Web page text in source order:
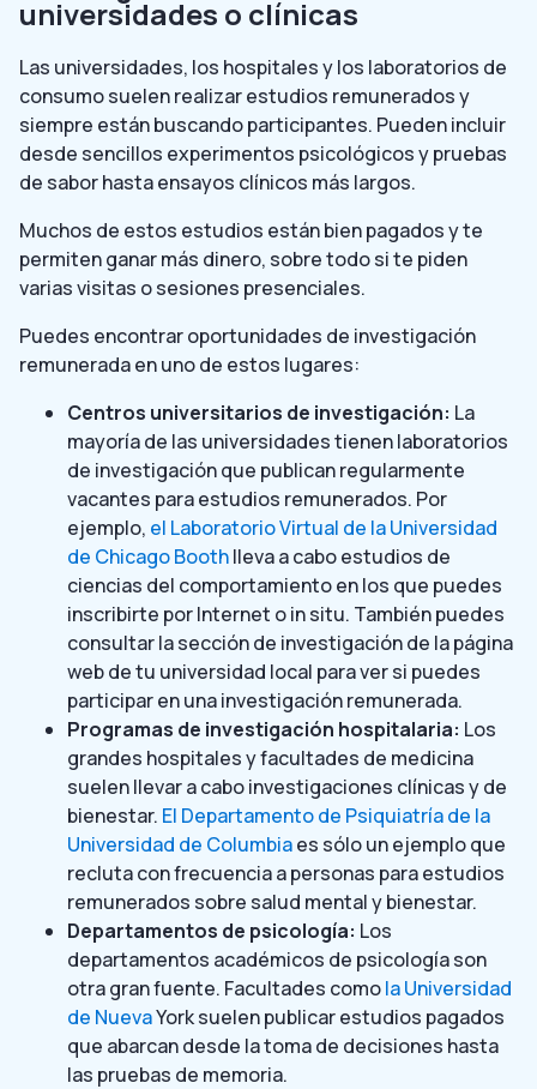
universidades o clínicas
Las universidades, los hospitales y los laboratorios de
consumo suelen realizar estudios remunerados y
siempre están buscando participantes. Pueden incluir
desde sencillos experimentos psicológicos y pruebas
de sabor hasta ensayos clínicos más largos.
Muchos de estos estudios están bien pagados y te
permiten ganar más dinero, sobre todo si te piden
varias visitas o sesiones presenciales.
Puedes encontrar oportunidades de investigación
remunerada en uno de estos lugares:
Centros universitarios de investigación: La
mayoría de las universidades tienen laboratorios
de investigación que publican regularmente
vacantes para estudios remunerados. Por
ejemplo, el Laboratorio Virtual de la Universidad
de Chicago Boothlleva a cabo estudios de
ciencias del comportamiento en los que puedes
inscribirte por Internet o in situ. También puedes
consultar la sección de investigación de la página
web de tu universidad local para ver si puedes
participar en una investigación remunerada.
Programas de investigación hospitalaria: Los
grandes hospitales y facultades de medicina
suelen llevar a cabo investigaciones clínicas y de
bienestar. El Departamento de Psiquiatría de la
Universidad de Columbiaes sólo un ejemplo que
recluta con frecuencia a personas para estudios
remunerados sobre salud mental y bienestar.
Departamentos de psicología: Los
departamentos académicos de psicología son
otra gran fuente. Facultades comola Universidad
de NuevaYork suelen publicar estudios pagados
que abarcan desde la toma de decisiones hasta
las pruebas de memoria.